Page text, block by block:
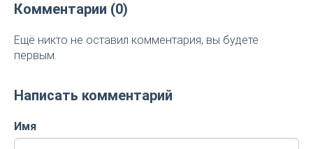
Комментарии (0)
Ещё никто не оставил комментария, вы будете
первым.
Написать комментарий
Имя